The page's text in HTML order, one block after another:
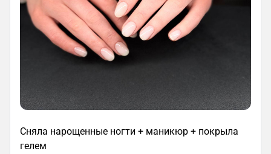
Сняла нарощенные ногти + маникюр + покрыла
гелем